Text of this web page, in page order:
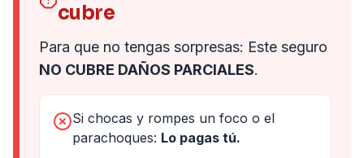
cubre
Para que no tengas sorpresas: Este seguro
NO CUBRE DAÑOS PARCIALES.
Si chocas y rompes un foco o el
parachoques: Lo pagas tú.